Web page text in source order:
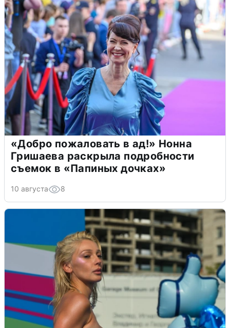
«Добро пожаловать в ад!» Нонна
Гришаева раскрыла подробности
съемок в «Папиных дочках»
10 августа 8